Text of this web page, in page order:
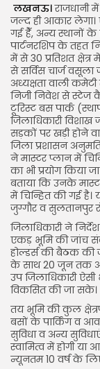
CTA Title
CTA Content
FOLLOW US
JOIN OUR
लखनऊ।राजधानी
जल्द ही आकार लेगा।
गई हैँ, अन्य स्थानों के
पार्टनरशिप के तहत
में से 30 प्रतिशत
से सर्विस चार्ज वसूला
अध्यक्षता वाली कमेटी
निजी निवेश से स्टेज
टूरिस्ट बस पार्क
जिलाधिकारी
सड़कों पर खड़ी होने
जिला प्रशासन
ने मास्टर प्लान में
का भी प्रयोग किया
बताया कि उनके
में चिन्हित की गई
जुग्गौर व सुलतानपुर
जिलाधिकारी ने निर्देश
एकड़ भूमि की जांच
होल्डर्स की बैठक
के साथ 20 जून तक
उप जिलाधिकारी
विकसित की जा सके।
तय भूमि की कुल
बसों के पार्किंग व
सुविधा व अन्य
स्वामित्व में होगी या
न्यूनतम 10 वर्ष के